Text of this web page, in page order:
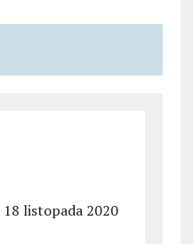
18 listopada 2020